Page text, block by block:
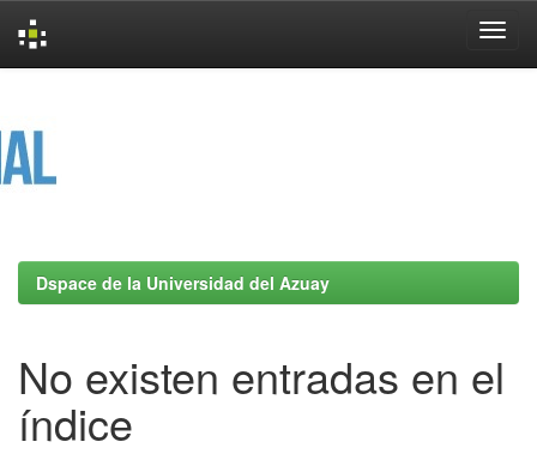
Dspace de la Universidad del Azuay
No existen entradas en el
índice